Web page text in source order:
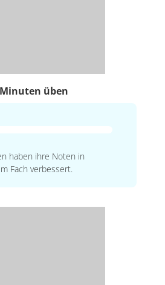
üben
haben ihre Noten in
Fach verbessert.